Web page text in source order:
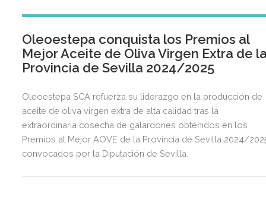
Oleoestepa conquista los Premios al
Mejor Aceite de Oliva Virgen Extra de
Provincia de Sevilla 2024/2025
Oleoestepa SCA refuerza su liderazgo en la producción de
aceite de oliva virgen extra de alta calidad tras la
extraordinaria cosecha de galardones obtenidos en los
Premios al Mejor AOVE de la Provincia de Sevilla 2024/
convocados por la Diputación de Sevilla.